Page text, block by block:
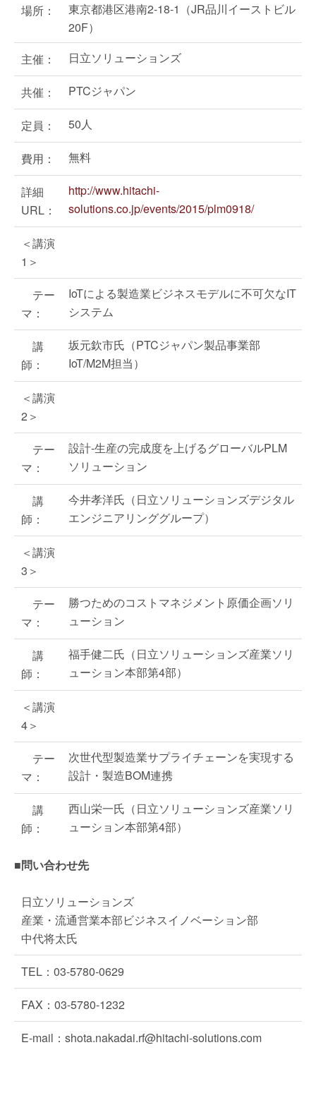
場所：
東京都港区港南2-18-1（JR品川イーストビル
20F）
主催：
日立ソリューションズ
共催： PTCジャパン
定員： 50人
費用： 無料
詳細
URL：
http://www.hitachi-
solutions.co.jp/events/2015/plm0918/
＜講演
1＞
テー
マ：
IoTによる製造業ビジネスモデルに不可欠なIT
システム
講
師：
坂元欽市氏（PTCジャパン製品事業部
IoT/M2M担当）
＜講演
2＞
テー
マ：
設計-生産の完成度を上げるグローバルPLM
ソリューション
講
師：
今井孝洋氏（日立ソリューションズデジタル
エンジニアリンググループ）
＜講演
3＞
テー
マ：
勝つためのコストマネジメント原価企画ソリ
ューション
講
師：
福手健二氏（日立ソリューションズ産業ソリ
ューション本部第4部）
＜講演
4＞
テー
マ：
次世代型製造業サプライチェーンを実現する
設計・製造BOM連携
講
師：
西山栄一氏（日立ソリューションズ産業ソリ
ューション本部第4部）
■問い合わせ先
日立ソリューションズ
産業・流通営業本部ビジネスイノベーション部
中代将太氏
TEL：03-5780-0629
FAX：03-5780-1232
E-mail：shota.nakadai.rf@hitachi-solutions.com